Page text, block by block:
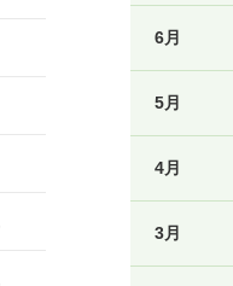
6月
5月
4月
3月